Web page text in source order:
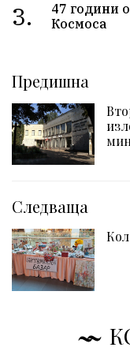
3.
47 години
Космоса
Предишна
Следваща